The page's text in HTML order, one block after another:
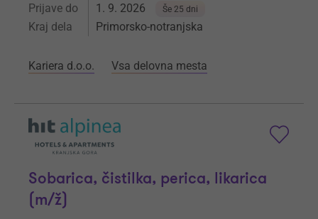
Prijave do 1. 9. 2026 Še 25 dni
Kraj dela Primorsko-notranjska
Kariera d.o.o. Vsa delovna mesta
Sobarica, čistilka, perica, likarica
(m/ž)